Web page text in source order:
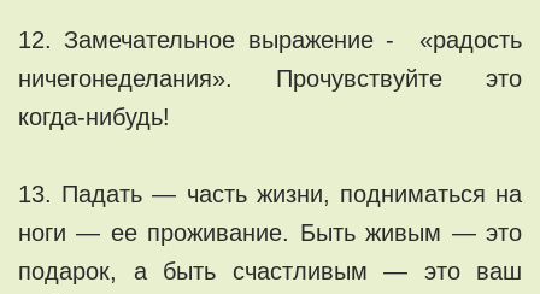
12. Замечательное выражение - «радость
ничегонеделания». Прочувствуйте это
когда-нибудь!
13. Падать — часть жизни, подниматься на
ноги — ее проживание. Быть живым — это
подарок, а быть счастливым — это ваш